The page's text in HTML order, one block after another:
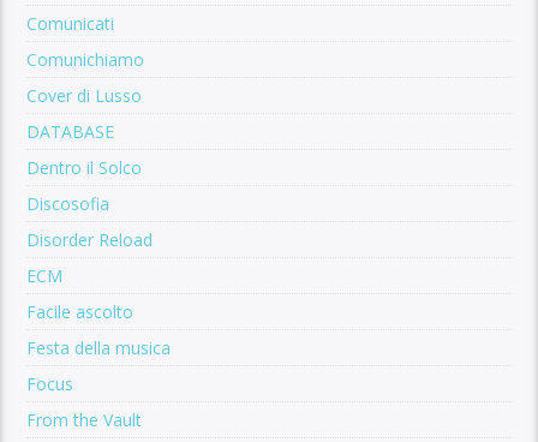
Comunicati
Comunichiamo
Cover di Lusso
DATABASE
Dentro il Solco
Discosofia
Disorder Reload
ECM
Facile ascolto
Festa della musica
Focus
From the Vault